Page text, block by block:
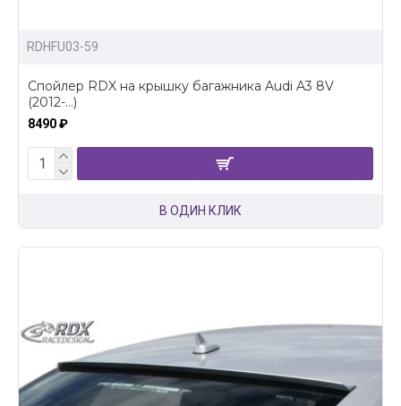
RDHFU03-59
Спойлер RDX на крышку багажника Audi A3 8V
(2012-...)
8490 ₽
В ОДИН КЛИК